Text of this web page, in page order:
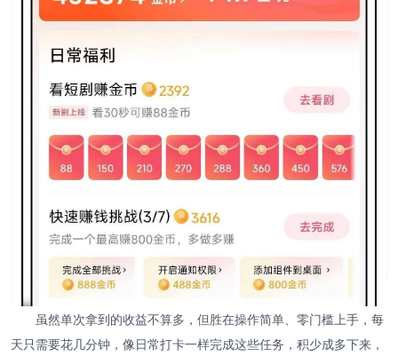
虽然单次拿到的收益不算多，但胜在操作简单、零门槛上手，每
天只需要花几分钟，像日常打卡一样完成这些任务，积少成多下来，